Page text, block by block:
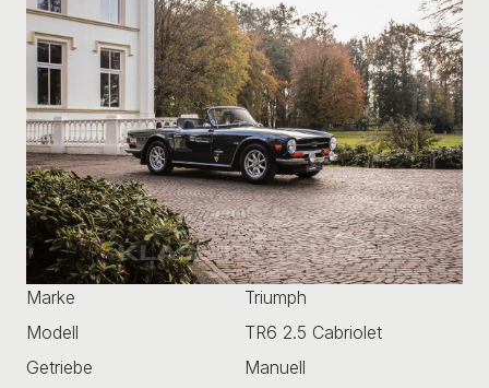
Marke
Triumph
Modell
TR6 2.5 Cabriolet
Getriebe
Manuell